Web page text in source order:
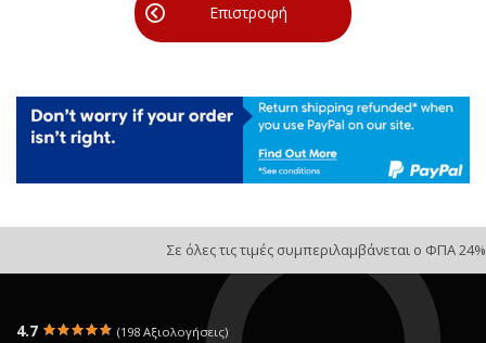
Επιστροφή
Σε όλες τις τιμές συμπεριλαμβάνεται ο ΦΠΑ 24%
4.7 (198 Αξιολογήσεις)